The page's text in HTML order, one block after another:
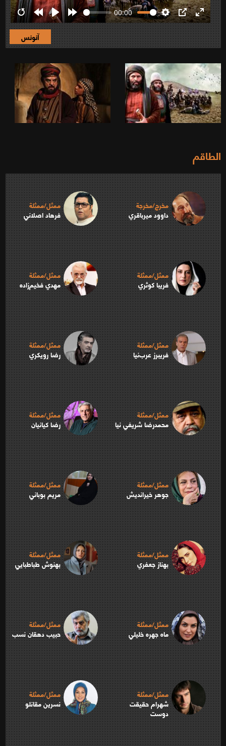
RestartRewind
10s
Play Forward
10s
00:00
Settings
PIP Enter
آنونس
الطاقم
مخرج/مخرجة
داوود ميرباقري
ممثل/ممثلة
فرهاد اصلاني
ممثل/ممثلة
فريبا كوثري
ممثل/ممثلة
مهدي فخیم‌زاده
ممثل/ممثلة
فريبرز عرب‌نيا
ممثل/ممثلة
رضا رويكري
ممثل/ممثلة
محمدرضا شريفي نيا
ممثل/ممثلة
رضا كيانيان
ممثل/ممثلة
جوهر خيرانديش
ممثل/ممثلة
مريم بوباني
ممثل/ممثلة
بهناز جعفري
ممثل/ممثلة
بهنوش طباطبايي
ممثل/ممثلة
ماه جهره خليلي
ممثل/ممثلة
حبيب دهقان‌ نسب
ممثل/ممثلة
شهرام حقيقت
دوست
ممثل/ممثلة
نسرين مقانلو